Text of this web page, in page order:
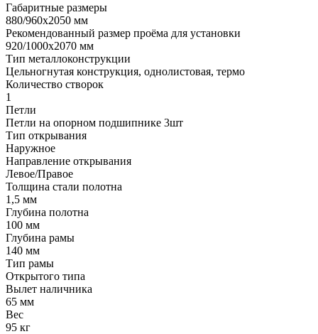
Габаритные размеры
880/960х2050 мм
Рекомендованный размер проёма для установки
920/1000х2070 мм
Тип металлоконструкции
Цельногнутая конструкция, однолистовая, термо
Количество створок
1
Петли
Петли на опорном подшипнике 3шт
Тип открывания
Наружное
Направление открывания
Левое/Правое
Толщина стали полотна
1,5 мм
Глубина полотна
100 мм
Глубина рамы
140 мм
Тип рамы
Открытого типа
Вылет наличника
65 мм
Вес
95 кг